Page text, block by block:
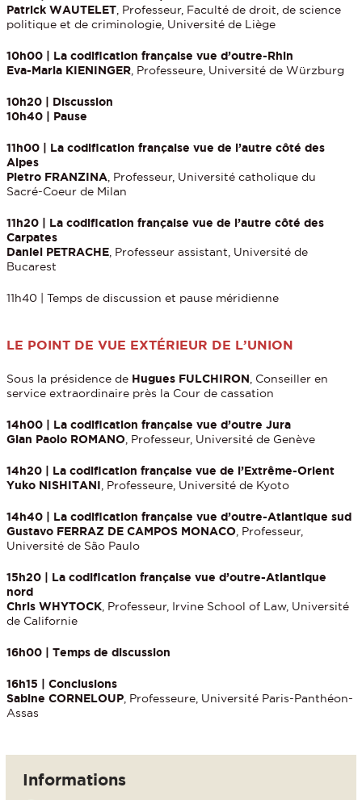
Patrick WAUTELET , Professeur, Faculté de droit, de science
politique et de criminologie, Université de Liège
10h00 | La codification française vue d’outre-Rhin
Eva-Maria KIENINGER , Professeure, Université de Würzburg
10h20 | Discussion
10h40 | Pause
11h00 | La codification française vue de l’autre côté des
Alpes
Pietro FRANZINA , Professeur, Université catholique du
Sacré-Coeur de Milan
11h20 | La codification française vue de l’autre côté des
Carpates
Daniel PETRACHE , Professeur assistant, Université de
Bucarest
11h40 | Temps de discussion et pause méridienne
LE POINT DE VUE EXTÉRIEUR DE L’UNION
Sous la présidence de Hugues FULCHIRON , Conseiller en
service extraordinaire près la Cour de cassation
14h00 | La codification française vue d’outre Jura
Gian Paolo ROMANO , Professeur, Université de Genève
14h20 | La codification française vue de l’Extrême-Orient
Yuko NISHITANI , Professeure, Université de Kyoto
14h40 | La codification française vue d’outre-Atlantique sud
Gustavo FERRAZ DE CAMPOS MONACO , Professeur,
Université de São Paulo
15h20 | La codification française vue d’outre-Atlantique
nord
Chris WHYTOCK , Professeur, Irvine School of Law, Université
de Californie
16h00 | Temps de discussion
16h15 | Conclusions
Sabine CORNELOUP , Professeure, Université Paris-Panthéon-
Assas
Informations